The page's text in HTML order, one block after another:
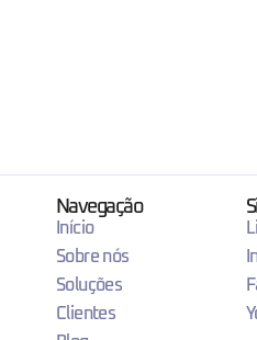
Navegação
Início
Sobre nós
Soluções
Clientes